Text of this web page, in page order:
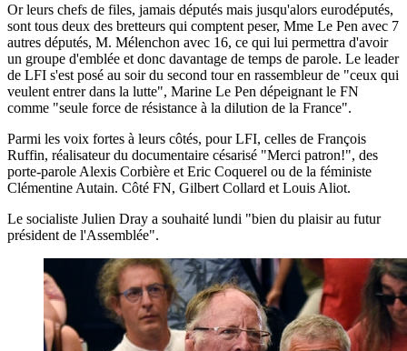
Or leurs chefs de files, jamais députés mais jusqu'alors eurodéputés,
sont tous deux des bretteurs qui comptent peser, Mme Le Pen avec 7
autres députés, M. Mélenchon avec 16, ce qui lui permettra d'avoir
un groupe d'emblée et donc davantage de temps de parole. Le leader
de LFI s'est posé au soir du second tour en rassembleur de "ceux qui
veulent entrer dans la lutte", Marine Le Pen dépeignant le FN
comme "seule force de résistance à la dilution de la France".
Parmi les voix fortes à leurs côtés, pour LFI, celles de François
Ruffin, réalisateur du documentaire césarisé "Merci patron!", des
porte-parole Alexis Corbière et Eric Coquerel ou de la féministe
Clémentine Autain. Côté FN, Gilbert Collard et Louis Aliot.
Le socialiste Julien Dray a souhaité lundi "bien du plaisir au futur
président de l'Assemblée".